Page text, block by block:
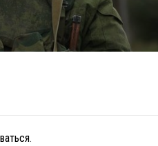
.